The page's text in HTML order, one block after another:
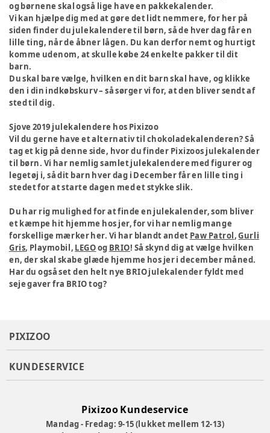
og børnene skal også lige have en pakkekalender.
Vi kan hjælpe dig med at gøre det lidt nemmere, for her på
siden finder du julekalendere til børn, så de hver dag får en
lille ting, når de åbner lågen. Du kan derfor nemt og hurtigt
komme udenom, at skulle købe 24 enkelte pakker til dit
barn.
Du skal bare vælge, hvilken en dit barn skal have, og klikke
den i din indkøbskurv – så sørger vi for, at den bliver sendt af
sted til dig.
Sjove 2019 julekalendere hos Pixizoo
Vil du gerne have et alternativ til chokoladekalenderen? Så
tag et kig på denne side, hvor du finder Pixizoos julekalender
til børn. Vi har nemlig samlet julekalendere med figurer og
legetøj i, så dit barn hver dag i December får en lille ting i
stedet for at starte dagen med et stykke slik.
Du har rig mulighed for at finde en julekalender, som bliver
et kæmpe hit hjemme hos jer, for vi har nemlig mange
forskellige mærker her. Vi har blandt andet Paw Patrol,Gurli
Gris, Playmobil, LEGOog BRIO! Så skynd dig at vælge hvilken
en, der skal skabe glæde hjemme hos jer i december måned.
Har du også set den helt nye BRIO julekalender fyldt med
seje gaver fra BRIO tog?
PIXIZOO
KUNDESERVICE
Pixizoo Kundeservice
Mandag - Fredag: 9-15 (lukket mellem 12-13)